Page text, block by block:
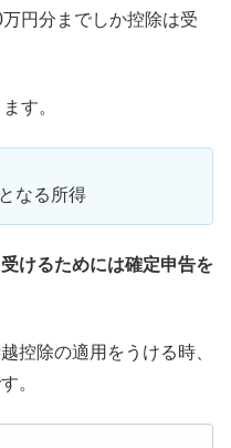
円分までしか控除は受
す。
なる所得
けるためには確定申告を
控除の適用をうける時、
。